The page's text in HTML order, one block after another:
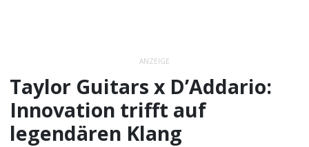
ANZEIGE
Taylor Guitars x D’Addario:
Innovation trifft auf
legendären Klang